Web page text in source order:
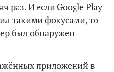
раз. И если Google Play
такими фокусами, то
был обнаружен
приложений в